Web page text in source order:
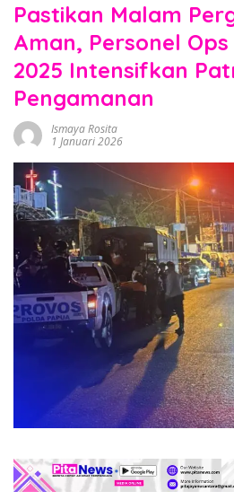
Pastikan Malam
Aman, Personel
2025 Intensifkan
Pengamanan
Ismaya Rosita
1 Januari 2026